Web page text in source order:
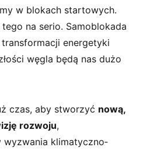
w blokach startowych.
na serio. Samoblokada
energetyki
węgla będą nas dużo
czas, aby stworzyć nową,
rozwoju,
wyzwania klimatyczno­